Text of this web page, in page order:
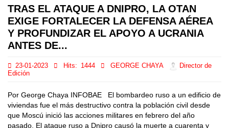
TRAS EL ATAQUE A DNIPRO, LA OTAN
EXIGE FORTALECER LA DEFENSA AÉREA
Y PROFUNDIZAR EL APOYO A UCRANIA
ANTES DE...
23-01-2023 Hits: 1444 GEORGE CHAYA
Director de
Edición
Por George Chaya INFOBAE El bombardeo ruso a un edificio de
viviendas fue el más destructivo contra la población civil desde
que Moscú inició las acciones militares en febrero del año
pasado. El ataque ruso a Dnipro causó la muerte a cuarenta y